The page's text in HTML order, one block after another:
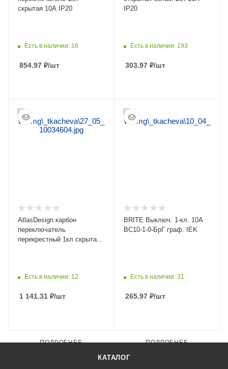
скрытая 10А IP20
Есть в наличии: 16
854.97 ₽/шт
IP20
Есть в наличии: 193
303.97 ₽/шт
AtlasDesign карбон
переключатель
перекрестный 1кл скрытая
Есть в наличии: 12
1 141.31 ₽/шт
ПОДРОБНЕЕ
BRITE Выключ. 1-кл. 10А
ВС10-1-0-БрГ граф. IEK
Есть в наличии: 31
265.97 ₽/шт
ПОДРОБНЕЕ
КАТАЛОГ